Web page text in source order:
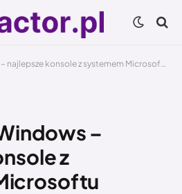
najlepsze konsole z systemem Microsoftu
–
z